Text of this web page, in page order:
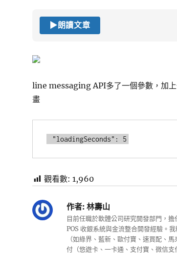
▶朗讀文章
line messaging API多了一個參數，加
畫
"loadingSeconds": 5
觀看數: 1,960
作者:林壽山
目前任職於軟體公司研究開發部門，
POS 收銀系統與金流整合開發經驗。
（如綠界、藍新、歐付寶、速買配、
付（悠遊卡、一卡通、支付寶、微信